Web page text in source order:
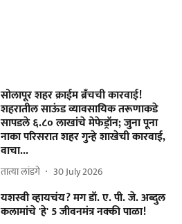
सोलापूर शहर क्राईम ब्रॅंचची कारवाई!
शहरातील साऊंड व्यावसायिक तरूणाकडे
सापडले ६.८० लाखांचे मेफेड्रॉन; जुना पूना
नाका परिसरात शहर गुन्हे शाखेची कारवाई,
वाचा...
तात्या लांडगे 30 July 2026
यशस्वी व्हायचंय? मग डॉ. ए. पी. जे. अब्दुल
कलामांचे 'हे' 5 जीवनमंत्र नक्की पाळा!